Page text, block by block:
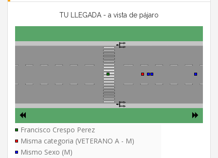
TU LLEGADA - a vista de pájaro
Francisco Crespo Perez
Misma categoria (VETERANO A - M)
Mismo Sexo (M)